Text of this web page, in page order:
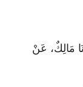
مَالِكٌ، عَنْ